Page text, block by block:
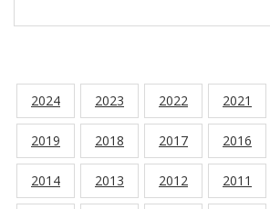
2024 2023 2022 2021
2019 2018 2017 2016
2014 2013 2012 2011